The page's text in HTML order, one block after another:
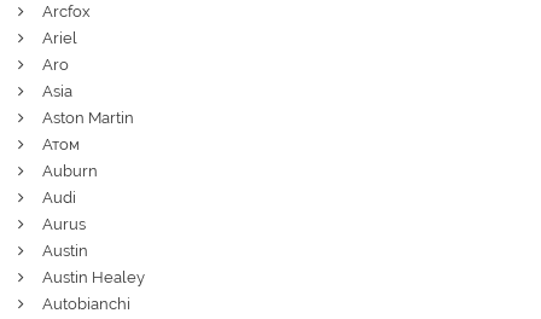
Arcfox
Ariel
Aro
Asia
Aston Martin
Атом
Auburn
Audi
Aurus
Austin
Austin Healey
Autobianchi